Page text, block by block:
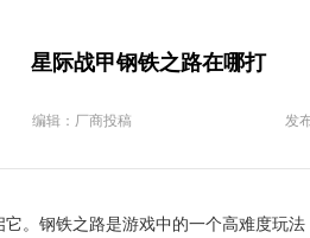
星际战甲钢铁之路在哪打
编辑： 厂商投稿 发
。钢铁之路是游戏中的一个高难度玩法